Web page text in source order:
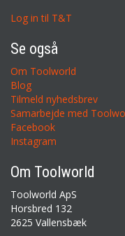
Log in til T&T
Se også
Om Toolworld
Blog
Tilmeld nyhedsbrev
Samarbejde med
Facebook
Instagram
Om Toolworld
Toolworld ApS
Horsbred 132
2625 Vallensbæk